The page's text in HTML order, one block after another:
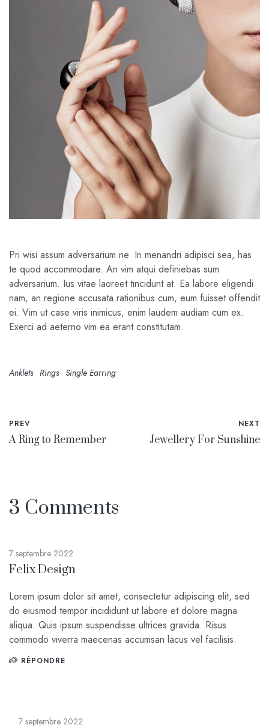
Pri wisi assum adversarium ne. In menandri adipisci sea, has
te quod accommodare. An vim atqui definiebas sum
adversarium. Ius vitae laoreet tincidunt at. Ea labore eligendi
nam, an regione accusata rationibus cum, eum fuisset offendit
ei. Vim ut case viris inimicus, enim laudem audiam cum ex.
Exerci ad aeterno vim ea erant constitutam.
Anklets Rings Single Earring
PREV
A Ring to Remember
NEXT
Jewellery For Sunshine
3 Comments
7 septembre 2022
Felix Design
Lorem ipsum dolor sit amet, consectetur adipiscing elit, sed
do eiusmod tempor incididunt ut labore et dolore magna
aliqua. Quis ipsum suspendisse ultrices gravida. Risus
commodo viverra maecenas accumsan lacus vel facilisis.
RÉPONDRE
7 septembre 2022